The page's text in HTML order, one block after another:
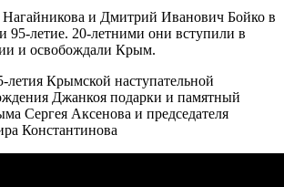
и Дмитрий Иванович Бойко в
95-летие. 20-летними они вступили в
и освобождали Крым.
летия Крымской наступательной
Джанкоя подарки и памятный
Сергея Аксенова и председателя
Константинова